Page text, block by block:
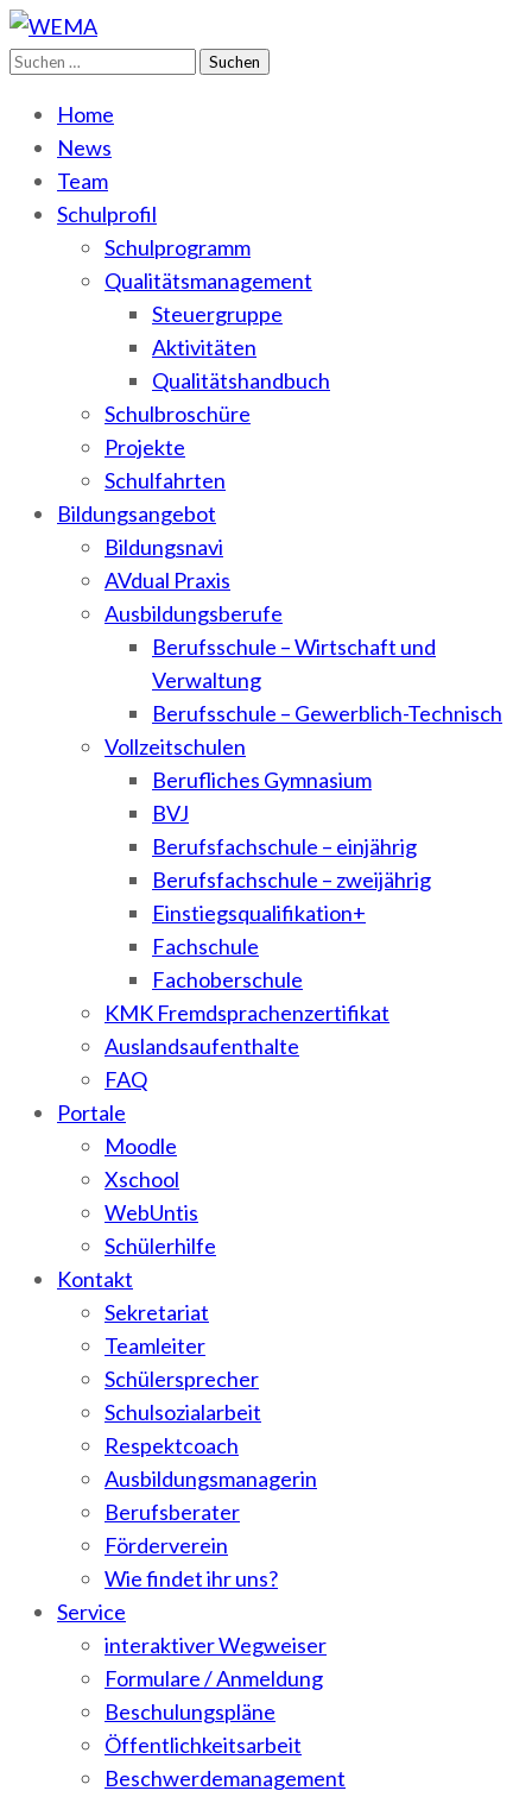
WEMA
BbS I des Salzlandkreises
Suchen
Home
News
Team
Schulprofil
Schulprogramm
Qualitätsmanagement
Steuergruppe
Aktivitäten
Qualitätshandbuch
Schulbroschüre
Projekte
Schulfahrten
Bildungsangebot
Bildungsnavi
AVdual Praxis
Ausbildungsberufe
Berufsschule – Wirtschaft und
Verwaltung
Berufsschule – Gewerblich-Technisch
Vollzeitschulen
Berufliches Gymnasium
BVJ
Berufsfachschule – einjährig
Berufsfachschule – zweijährig
Einstiegsqualifikation+
Fachschule
Fachoberschule
KMK Fremdsprachenzertifikat
Auslandsaufenthalte
FAQ
Portale
Moodle
Xschool
WebUntis
Schülerhilfe
Kontakt
Sekretariat
Teamleiter
Schülersprecher
Schulsozialarbeit
Respektcoach
Ausbildungsmanagerin
Berufsberater
Förderverein
Wie findet ihr uns?
Service
interaktiver Wegweiser
Formulare / Anmeldung
Beschulungspläne
Öffentlichkeitsarbeit
Beschwerdemanagement